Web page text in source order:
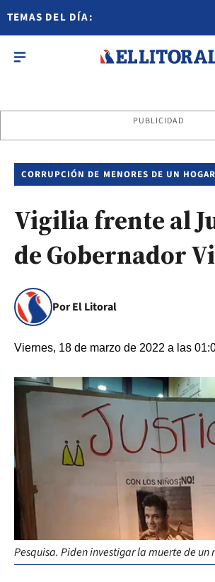
TEMAS DEL DÍA:
PUBLICIDAD
CORRUPCIÓN DE MENORES DE UN HOGAR
Vigilia frente al
de Gobernador
Por El Litoral
Viernes, 18 de marzo de 2022 a las
Pesquisa. Piden investigar la muerte de un